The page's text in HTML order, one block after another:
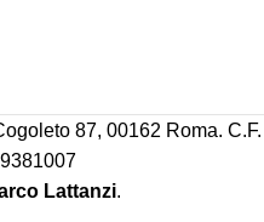
87, 00162 Roma. C.F.
Lattanzi.